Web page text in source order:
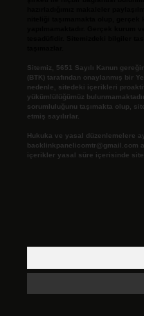
Sitemiz, 5651 Sayılı Kanun
(BTK) tarafından onaylanmış bir
nedenle, sitedeki içerikleri
yükümlülüğümüz
sorumluluğunu taşımakta olup,
etmiş sayılırlar.
Hukuka ve yasal düzenlemelere
backlinkpanelicomtr@gmail.com
içerikler yasal süre içerisinde